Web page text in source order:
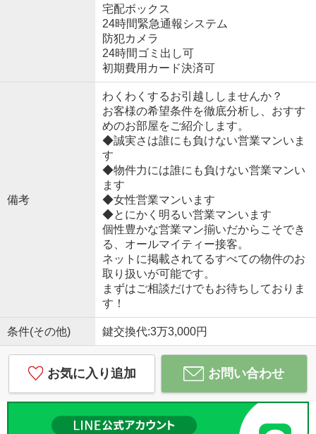
宅配ボックス
24時間緊急通報システム
防犯カメラ
24時間ゴミ出し可
初期費用カード決済可
備考
わくわくするお引越ししませんか？
お客様の希望条件を徹底分析し、おすす
めのお部屋をご紹介します。
◆誠実さは誰にも負けない営業マンいま
す
◆物件力には誰にも負けない営業マンい
ます
◆女性営業マンいます
◆とにかく明るい営業マンいます
個性豊かな営業マン揃いだからこそでき
る、オールマイティー接客。
ネットに掲載されてるすべての物件のお
取り扱いが可能です。
まずはご相談だけでもお待ちしておりま
す！
条件(その他) 鍵交換代:3万3,000円
お気に入り追加 お問い合わせ